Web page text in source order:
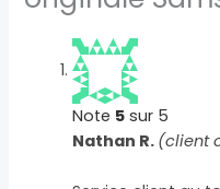
Note 5 sur 5
Nathan R. (client